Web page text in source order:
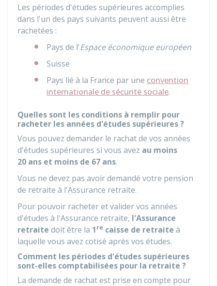
Les périodes d'études supérieures accomplies
dans l'un des pays suivants peuvent aussi être
rachetées :
Pays de l'Espace économique européen
Suisse
Pays lié à la France par une convention
internationale de sécurité sociale.
Quelles sont les conditions à remplir pour
racheter les années d'études supérieures ?
Vous pouvez demander le rachat de vos années
d'études supérieures si vous avez au moins
20 ans et moins de 67 ans.
Vous ne devez pas avoir demandé votre pension
de retraite à l'Assurance retraite.
Pour pouvoir racheter et valider vos années
d'études à l'Assurance retraite, l'Assurance
retraite doit être la 1re caisse de retraite à
laquelle vous avez cotisé après vos études.
Comment les périodes d'études supérieures
sont-elles comptabilisées pour la retraite ?
La demande de rachat est prise en compte pour